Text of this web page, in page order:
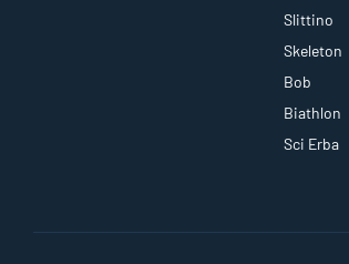
Slittino
Skeleton
Bob
Biathlon
Sci Erba